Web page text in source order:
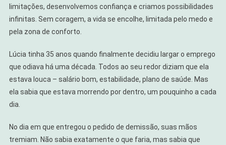
limitações, desenvolvemos confiança e criamos possibilidades
infinitas. Sem coragem, a vida se encolhe, limitada pelo medo e
pela zona de conforto.
Lúcia tinha 35 anos quando finalmente decidiu largar o emprego
que odiava há uma década. Todos ao seu redor diziam que ela
estava louca – salário bom, estabilidade, plano de saúde. Mas
ela sabia que estava morrendo por dentro, um pouquinho a cada
dia.
No dia em que entregou o pedido de demissão, suas mãos
tremiam. Não sabia exatamente o que faria, mas sabia que